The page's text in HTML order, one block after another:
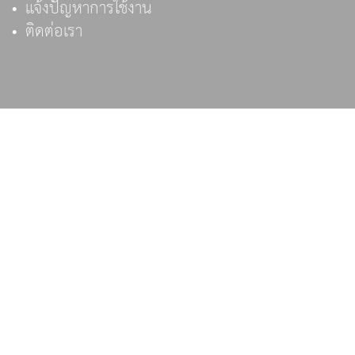
แจ้งปัญหาการใช้งาน
ติดต่อเรา